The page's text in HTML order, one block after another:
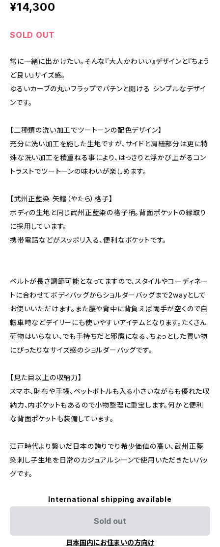
¥14,300
SOLD OUT
常に一緒に出かけたい。そんな『大人かわいい』デザインと『ちょう
ど良い』サイズ感。
ゆるいカーブの丸いフラップでパチンと開ける シンプルなデザイ
ンです。
【二種類の洗い加工でツートーンの配色デザイン】
充分に洗い加工を施した生地ですが、サイドと肩紐部分は更に特
殊な洗い加工を積重ねる事により、はっきりと浮かび上がるコン
トラストでツートーンの味わいが楽しめます。
【武州正藍染 矢鱈（やたら）格子】
ボディの生地と同じ武州正藍染の格子柄。背面ポケットの縁取り
に採用しています。
携帯電話などがスッポリ入る、便利なポケットです。
ベルトが長さ調節可能となってますので、スタイルやコーディネー
トに合わせてボディバッグからショルダーバッグまで2wayとして
お使いいただけます。また腰や背中に背負えば両手が空くので自
転車時などデイリーにも使いやすいアイテムとなります。たくさん
荷物はいらない、でも手持ちだと邪魔になる、ちょっとした買い物
にぴったりなサイズ感のショルダーバッグです。
【見た目以上の収納力】
スマホ、財布や手帳、ペットボトルも入る小さいながらも優れた収
納力、内ポケットもあるので小物整理に重宝します。何かと便利
な背面ポケットも装備しています。
江戸時代より繋いだ日本の誇りでり希少価値の高い、武州正藍
染刺し子生地を日常のカジュアルシーンで使用いただきたいバッ
グです。
International shipping available
Sold out
日本国内にお住まいの方向け